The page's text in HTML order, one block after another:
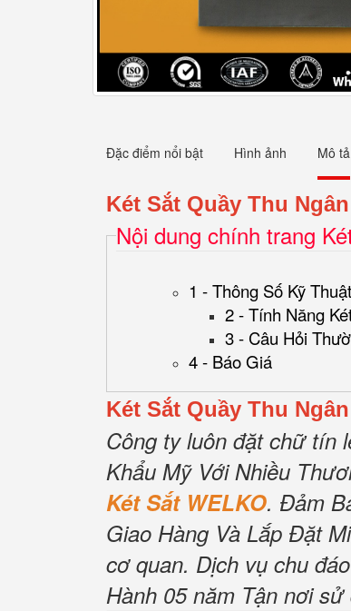
Đặc điểm nổi bật Hình ảnh Mô tả
Két Sắt Quầy Thu
Nội dung chính trang
1 - Thông Số Kỹ Thuật
2 - Tính Năng
3 - Câu Hỏi
4 - Báo Giá
Két Sắt Quầy Thu
Công ty luôn đặt chữ tín
Khẩu Mỹ Với Nhiều
Két Sắt WELKO. Đảm
Giao Hàng Và Lắp Đặt
cơ quan. Dịch vụ chu
Hành 05 năm Tận nơi